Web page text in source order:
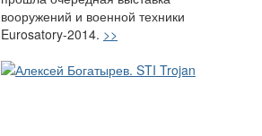
вооружений и военной техники
Eurosatory-2014. >>